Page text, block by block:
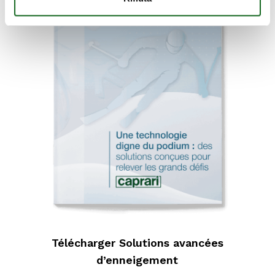
Télécharger Solutions avancées
d’enneigement